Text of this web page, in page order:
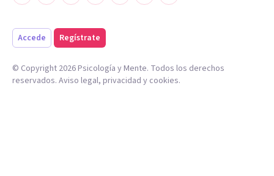
Accede Regístrate
© Copyright 2026Psicología y Mente. Todos los derechos
reservados. Aviso legal, privacidad y cookies.